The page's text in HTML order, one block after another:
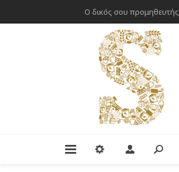
Ο δικός σου προμηθευτής